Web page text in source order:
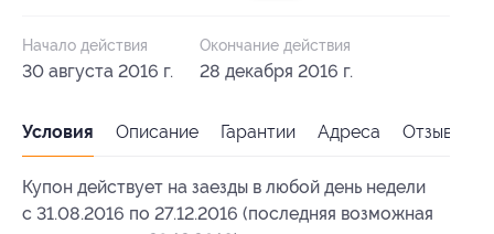
Начало действия
30 августа 2016 г.
Окончание действия
28 декабря 2016 г.
Условия Описание Гарантии Адреса Отзывы
Купон действует на заезды в любой день недели
с 31.08.2016 по 27.12.2016 (последняя возможная